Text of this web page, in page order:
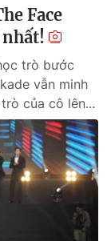
Face
trò bước
vẫn minh
của cô lên...